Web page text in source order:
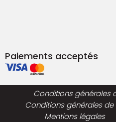
Paiements acceptés
Conditions générales
Conditions générales
Mentions légales